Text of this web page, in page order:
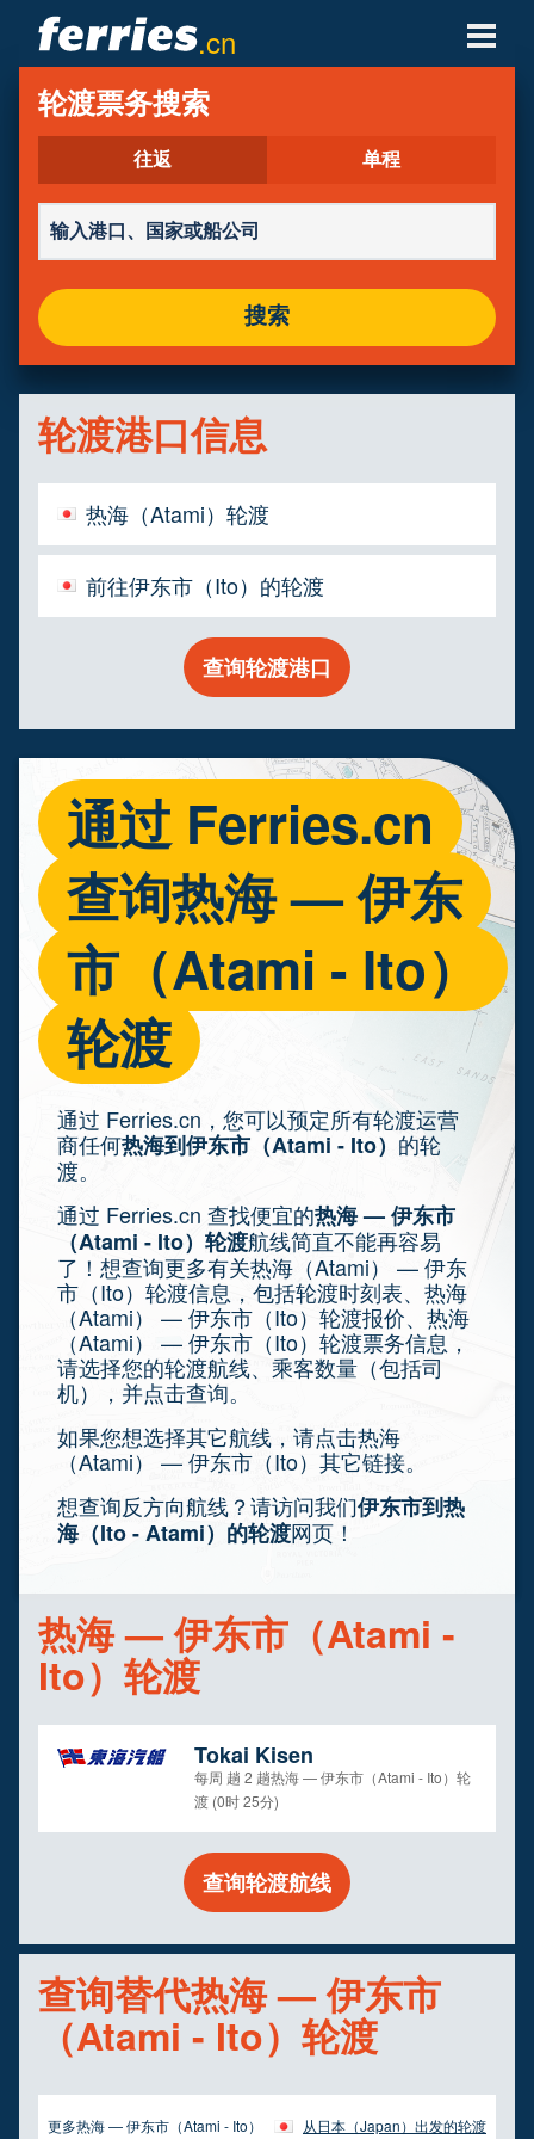
.cn
轮渡公司
轮渡目的地
轮渡航线
轮渡港口
管理预定
轮渡票务搜索
往返 单程
搜索
轮渡港口信息
热海（Atami）轮渡
前往伊东市（Ito）的轮渡
查询轮渡港口
通过 Ferries.cn
查询热海 — 伊东
市（Atami - Ito）
轮渡
通过 Ferries.cn，您可以预定所有轮渡运营
商任何热海到伊东市（Atami - Ito） 的轮
渡。
通过 Ferries.cn 查找便宜的热海 — 伊东市
（Atami - Ito）轮渡航线简直不能再容易
了！想查询更多有关热海（Atami） — 伊东
市（Ito）轮渡信息，包括轮渡时刻表、热海
（Atami） — 伊东市（Ito）轮渡报价、热海
（Atami） — 伊东市（Ito）轮渡票务信息，
请选择您的轮渡航线、乘客数量（包括司
机），并点击查询。
如果您想选择其它航线，请点击热海
（Atami） — 伊东市（Ito）其它链接。
想查询反方向航线？请访问我们伊东市到热
海（Ito - Atami）的轮渡网页！
热海 — 伊东市（Atami -
Ito）轮渡
Tokai Kisen
每周 趟 2 趟热海 — 伊东市（Atami - Ito）轮
渡 (0时 25分)
查询轮渡航线
查询替代热海 — 伊东市
（Atami - Ito）轮渡
更多热海 — 伊东市（Atami - Ito） 从日本（Japan）出发的轮渡